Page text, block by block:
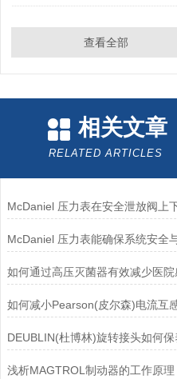
查看全部
相关文章
RELATED ARTICLES
浅析MAGTROL制动器的工作原理